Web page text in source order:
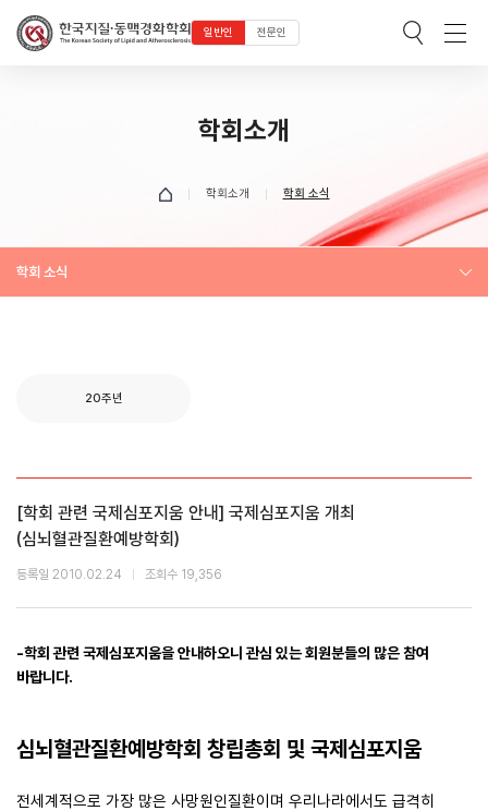
일반인 전문인
학회소개
학회소개 학회 소식
학회 소식
20주년
[학회 관련 국제심포지움 안내] 국제심포지움 개최
(심뇌혈관질환예방학회)
등록일 2010.02.24 조회수 19,356
-학회 관련 국제심포지움을 안내하오니 관심 있는 회원분들의 많은 참여
바랍니다.
심뇌혈관질환예방학회 창립총회 및 국제심포지움
전세계적으로 가장 많은 사망원인질환이며 우리나라에서도 급격히